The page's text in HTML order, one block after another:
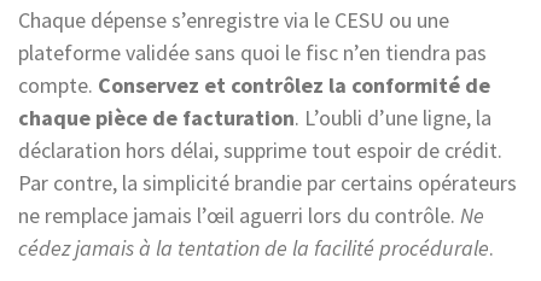
Chaque dépense s’enregistre via le CESU ou une
plateforme validée sans quoi le fisc n’en tiendra pas
compte. Conservez et contrôlez la conformité de
chaque pièce de facturation. L’oubli d’une ligne, la
déclaration hors délai, supprime tout espoir de crédit.
Par contre, la simplicité brandie par certains opérateurs
ne remplace jamais l’œil aguerri lors du contrôle. Ne
cédez jamais à la tentation de la facilité procédurale.